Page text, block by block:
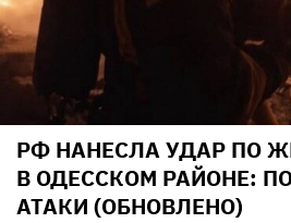
РФ НАНЕСЛА УДАР ПО
В ОДЕССКОМ РАЙОНЕ:
АТАКИ (ОБНОВЛЕНО)